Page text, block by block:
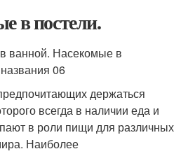
в постели.
держаться
всегда в наличии еда и
в роли пищи для различных
Наиболее